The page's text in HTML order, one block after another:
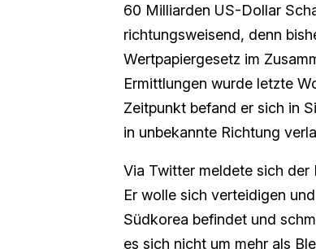
60 Milliarden US-Dollar
richtungsweisend, denn
Wertpapiergesetz im
Ermittlungen wurde letzte
Zeitpunkt befand er sich in
in unbekannte Richtung
Via Twitter meldete sich der
Er wolle sich verteidigen
Südkorea befindet und
es sich nicht um mehr als